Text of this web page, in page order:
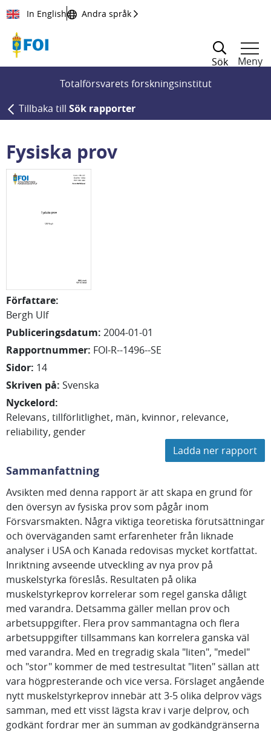
Till innehållet
In English Andra språk
Sök
Meny
Totalförsvarets forskningsinstitut
Tillbaka till Sök rapporter
Fysiska prov
Författare:
Bergh Ulf
Publiceringsdatum: 2004-01-01
Rapportnummer: FOI-R--1496--SE
Sidor: 14
Skriven på: Svenska
Nyckelord:
Relevans tillförlitlighet män kvinnor relevance
reliability gender
Ladda ner rapport
Sammanfattning
Avsikten med denna rapport är att skapa en grund för
den översyn av fysiska prov som pågår inom
Försvarsmakten. Några viktiga teoretiska förutsättningar
och överväganden samt erfarenheter från liknade
analyser i USA och Kanada redovisas mycket kortfattat.
Inriktning avseende utveckling av nya prov på
muskelstyrka föreslås. Resultaten på olika
muskelstyrkeprov korrelerar som regel ganska dåligt
med varandra. Detsamma gäller mellan prov och
arbetsuppgifter. Flera prov sammantagna och flera
arbetsuppgifter tillsammans kan korrelera ganska väl
med varandra. Med en tregradig skala "liten", "medel"
och "stor" kommer de med testresultat "liten" sällan att
vara högpresterande och vice versa. Förslaget angående
nytt muskelstyrkeprov innebär att 3-5 olika delprov vägs
samman, med ett visst lägsta krav i varje delprov, och
godkänt fordrar mer än summan av godkändgränserna